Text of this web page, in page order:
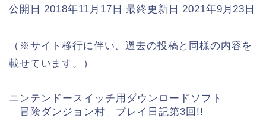
公開日 2018年11月17日最終更新日 2021年9月23日
（※サイト移行に伴い、過去の投稿と同様の内容を
載せています。）
ニンテンドースイッチ用ダウンロードソフト
「冒険ダンジョン村」プレイ日記第3回!!